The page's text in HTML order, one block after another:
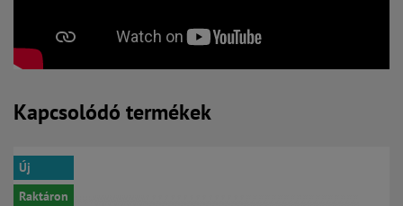
Kapcsolódó termékek
Új
Raktáron